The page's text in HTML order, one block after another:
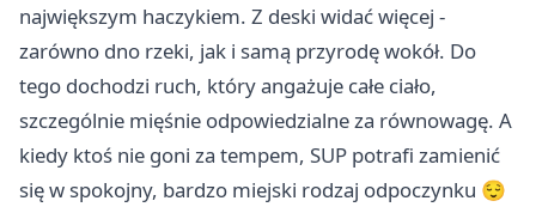
największym haczykiem. Z deski widać więcej -
zarówno dno rzeki, jak i samą przyrodę wokół. Do
tego dochodzi ruch, który angażuje całe ciało,
szczególnie mięśnie odpowiedzialne za równowagę. A
kiedy ktoś nie goni za tempem, SUP potrafi zamienić
się w spokojny, bardzo miejski rodzaj odpoczynku 😌